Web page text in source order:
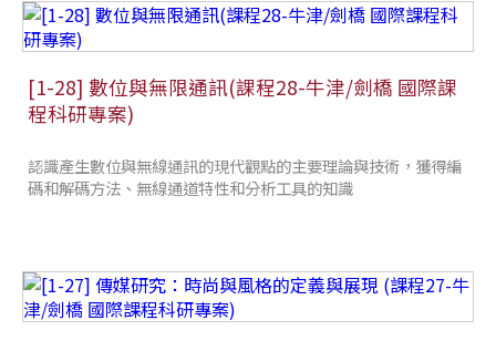
[1-28] 數位與無限通訊(課程28-牛津/劍橋 國際課
程科研專案)
認識產生數位與無線通訊的現代觀點的主要理論與技術，獲得編
碼和解碼方法、無線通道特性和分析工具的知識